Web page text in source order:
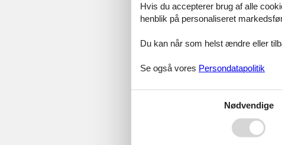
Tilbudsmail
©Feline Holidays-Feline Holidays
Hvis du accepterer brug af alle
henblik på personaliseret
Du kan når som helst ændre eller
Se også vores Persondatapolitik
Nødvendige